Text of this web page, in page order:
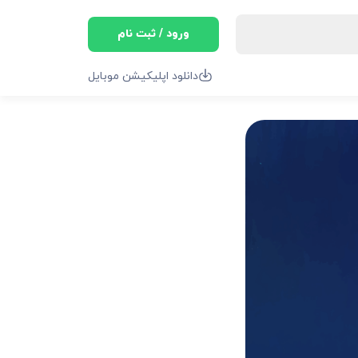
ورود / ثبت نام
دانلود اپلیکیشن موبایل